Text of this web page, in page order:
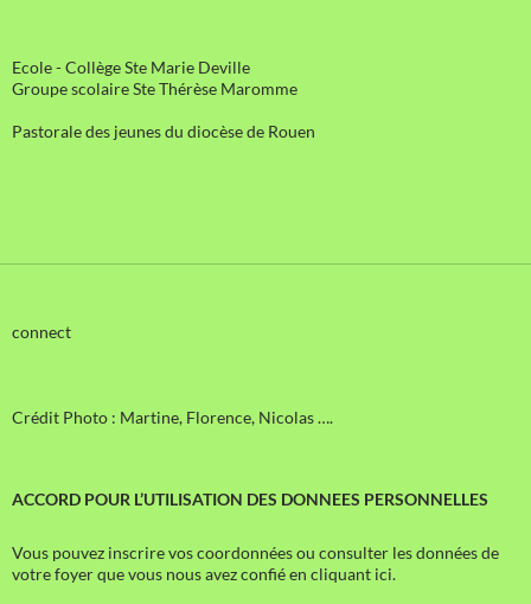
Ecole - Collège Ste Marie Deville
Groupe scolaire Ste Thérèse Maromme
Pastorale des jeunes du diocèse de Rouen
connect
Crédit Photo : Martine, Florence, Nicolas ….
ACCORD POUR L’UTILISATION DES DONNEES PERSONNELLES
Vous pouvez inscrire vos coordonnées ou consulter les données de
votre foyer que vous nous avez confié en cliquant ici.